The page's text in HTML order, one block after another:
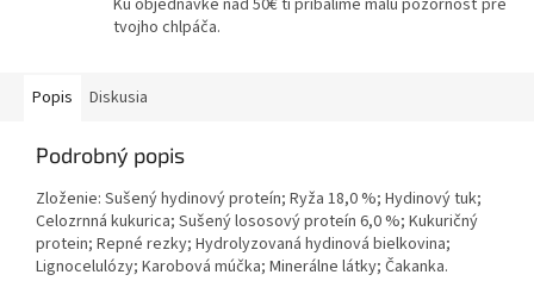
Ku objednávke nad 50€ ti pribalíme malú pozornosť pre
tvojho chlpáča.
Popis Diskusia
Podrobný popis
Zloženie: Sušený hydinový proteín; Ryža 18,0 %; Hydinový tuk;
Celozrnná kukurica; Sušený lososový proteín 6,0 %; Kukuričný
protein; Repné rezky; Hydrolyzovaná hydinová bielkovina;
Lignocelulózy; Karobová múčka; Minerálne látky; Čakanka.